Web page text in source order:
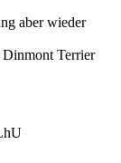
aber wieder
Dinmont Terrier